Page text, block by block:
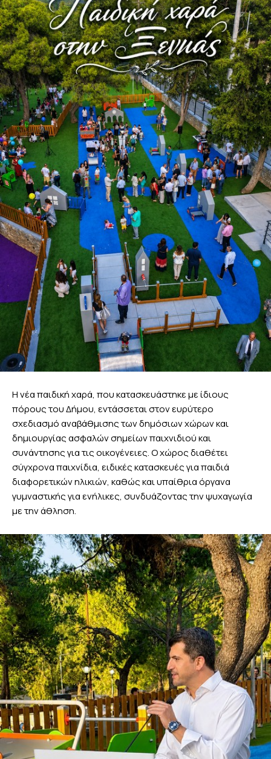
Η νέα παιδική χαρά, που κατασκευάστηκε με ίδιους
πόρους του Δήμου, εντάσσεται στον ευρύτερο
σχεδιασμό αναβάθμισης των δημόσιων χώρων και
δημιουργίας ασφαλών σημείων παιχνιδιού και
συνάντησης για τις οικογένειες. Ο χώρος διαθέτει
σύγχρονα παιχνίδια, ειδικές κατασκευές για παιδιά
διαφορετικών ηλικιών, καθώς και υπαίθρια όργανα
γυμναστικής για ενήλικες, συνδυάζοντας την ψυχαγωγία
με την άθληση.